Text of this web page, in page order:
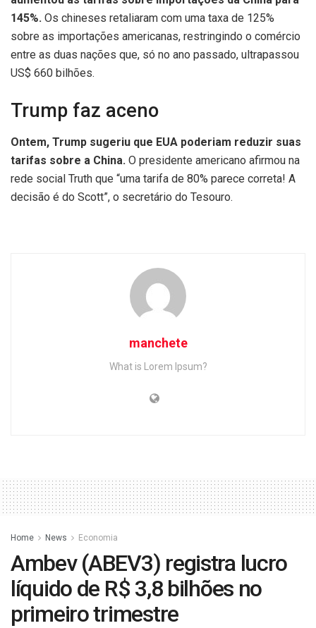
145%. Os chineses retaliaram com uma taxa de 125%
sobre as importações americanas, restringindo o comércio
entre as duas nações que, só no ano passado, ultrapassou
US$ 660 bilhões.
Trump faz aceno
Ontem, Trump sugeriu que EUA poderiam reduzir suas
tarifas sobre a China. O presidente americano afirmou na
rede social Truth que “uma tarifa de 80% parece correta! A
decisão é do Scott”, o secretário do Tesouro.
manchete
What is Lorem Ipsum?
Home News Economia
Ambev (ABEV3) registra lucro
líquido de R$ 3,8 bilhões no
primeiro trimestre